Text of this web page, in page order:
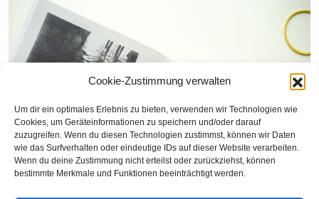
Cookie-Zustimmung verwalten
Um dir ein optimales Erlebnis zu bieten, verwenden wir Technologien wie
Cookies, um Geräteinformationen zu speichern und/oder darauf
zuzugreifen. Wenn du diesen Technologien zustimmst, können wir Daten
wie das Surfverhalten oder eindeutige IDs auf dieser Website verarbeiten.
Wenn du deine Zustimmung nicht erteilst oder zurückziehst, können
bestimmte Merkmale und Funktionen beeinträchtigt werden.